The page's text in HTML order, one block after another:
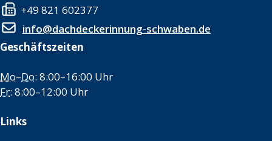
+49 821 602377
info@dachdeckerinnung-schwaben.de
Geschäftszeiten
Mo–Do: 8:00–16:00 Uhr
Fr: 8:00–12:00 Uhr
Links